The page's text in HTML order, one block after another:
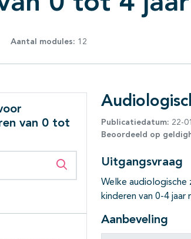
Aantal modules: 12
van 0 tot
Zoeken binnen deze
Publicatiedatum: 22-
Beoordeeld op
Uitgangsvraag
Welke audiologische
kinderen van 0-4 jaar
Aanbeveling